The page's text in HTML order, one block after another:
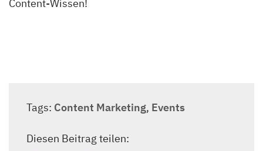
Content-Wissen!
Tags: Content Marketing, Events
Diesen Beitrag teilen: